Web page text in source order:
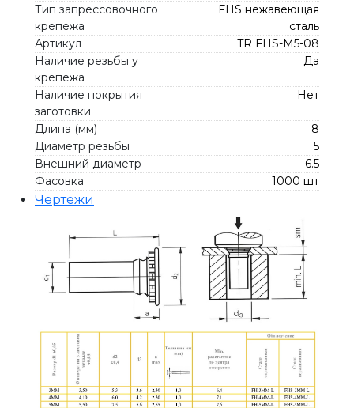
Тип запрессовочного
крепежа
FHS нежавеющая
сталь
Артикул
TR FHS-M5-08
Наличие резьбы у
крепежа
Да
Наличие покрытия
заготовки
Нет
Длина (мм)
8
Диаметр резьбы
5
Внешний диаметр
6.5
Фасовка
1000 шт
Чертежи